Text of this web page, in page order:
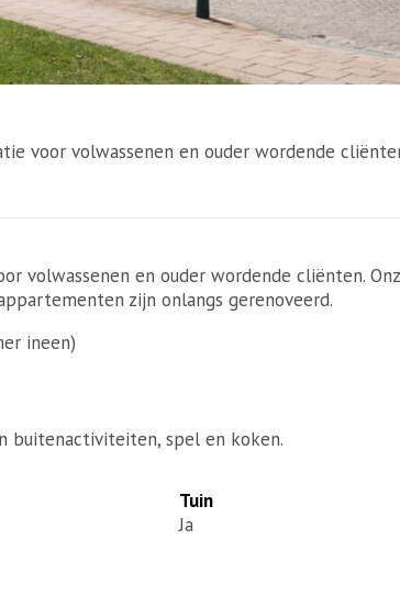
voor volwassenen en ouder wordende
volwassenen en ouder wordende cliënten.
zijn onlangs gerenoveerd.
ineen)
buitenactiviteiten, spel en koken.
Tuin
Ja